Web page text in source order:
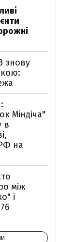
знову
Міндіча"
в
на
між
і